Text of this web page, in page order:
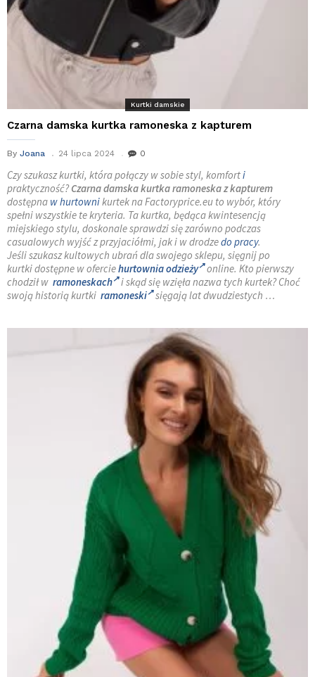
Kurtki damskie
Czarna damska kurtka ramoneska z kapturem
By Joana 24 lipca 2024 0
Czy szukasz kurtki, która połączy w sobie styl, komforti
praktyczność?Czarna damska kurtka ramoneska z kapturem
dostępna w hurtownikurtek na Factoryprice.eu to wybór, który
spełni wszystkie te kryteria. Ta kurtka, będąca kwintesencją
miejskiego stylu, doskonale sprawdzi się zarówno podczas
casualowych wyjść z przyjaciółmi, jak i w drodzedo pracy.
Jeśli szukasz kultowych ubrań dla swojego sklepu, sięgnij po
kurtki dostępne w oferciehurtownia odzieży
online. Kto pierwszy
chodził w ramoneskach i skąd się wzięła nazwa tych kurtek? Choć
swoją historią kurtki ramoneski sięgają lat dwudziestych …